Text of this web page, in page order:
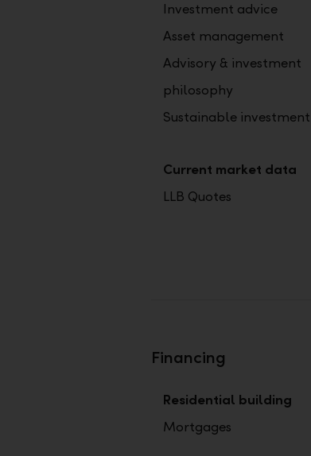
Investment advice
Asset management
Advisory & investment
philosophy
Sustainable investment
Current market data
LLB Quotes
Financing
Residential building
Mortgages